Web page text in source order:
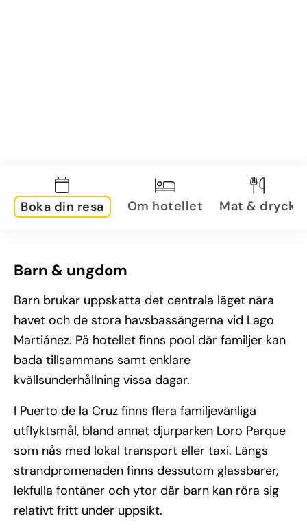
Boka din resa Om hotellet Mat & dryck
Barn & ungdom
Barn brukar uppskatta det centrala läget nära
havet och de stora havsbassängerna vid Lago
Martiánez. På hotellet finns pool där familjer kan
bada tillsammans samt enklare
kvällsunderhållning vissa dagar.
I Puerto de la Cruz finns flera familjevänliga
utflyktsmål, bland annat djurparken Loro Parque
som nås med lokal transport eller taxi. Längs
strandpromenaden finns dessutom glassbarer,
lekfulla fontäner och ytor där barn kan röra sig
relativt fritt under uppsikt.